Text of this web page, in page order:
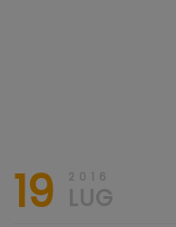
19 2016
LUG